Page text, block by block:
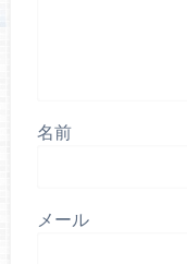
名前
メール